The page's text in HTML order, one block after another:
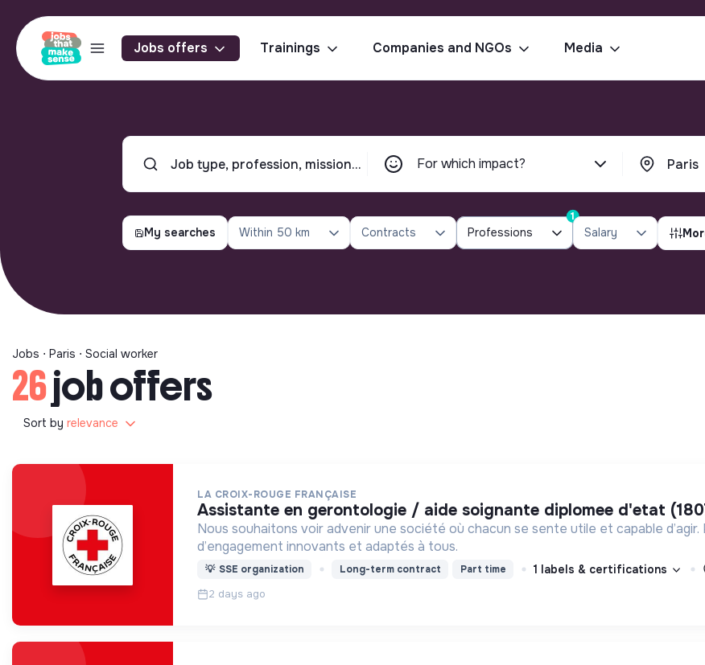
Jobs offers Trainings Companies and NGOs Media
For which impact?
My searches Within 50 km Contracts Professions
1
Salary
Jobs ⋅ Paris ⋅ Social worker
26job offers
Sort by relevance
LA CROIX-ROUGE FRANÇAISE
assistante en gerontologie / aide soignante diplomee d'etat
Nous souhaitons voir advenir une société où chacun se sente utile et capable
d’engagement innovants et adaptés à tous.
💡 SSE organization Long-term contract Part time 1 labels & certifications
2 days ago